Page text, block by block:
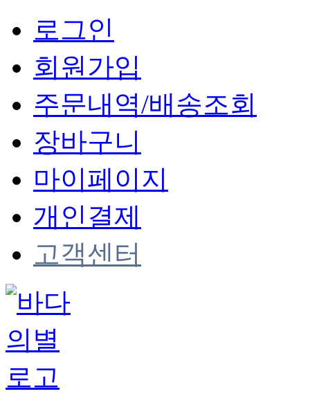
로그인
회원가입
주문내역/배송조회
장바구니
마이페이지
개인결제
고객센터